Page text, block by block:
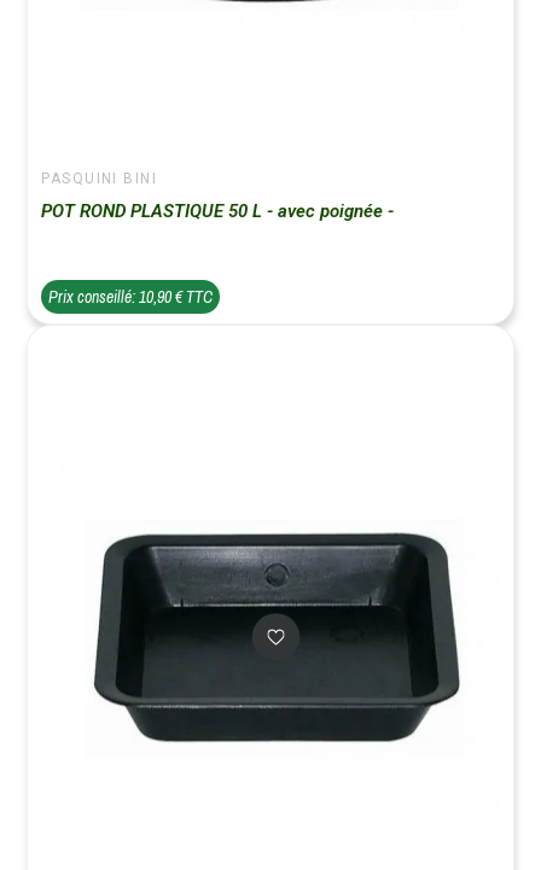
PASQUINI BINI
POT ROND PLASTIQUE 50 L - avec poignée -
Prix conseillé: 10,90 € TTC